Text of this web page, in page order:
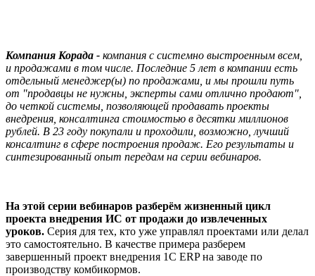
Компания Корада - компания с системно выстроенным всем,
и продажами в том числе. Последние 5 лет в компании есть
отдельный менеджер(ы) по продажами, и мы прошли путь
от "продавцы не нужны, эксперты сами отлично продают",
до четкой системы, позволяющей продавать проекты
внедрения, консалтинга стоимостью в десятки миллионов
рублей. В 23 году покупали и проходили, возможно, лучший
консалтинг в сфере построения продаж. Его результаты и
синтезированный опыт передам на серии вебинаров.
На этой серии вебинаров разберём жизненный цикл
проекта внедрения ИС от продажи до извлеченных
уроков. Серия для тех, кто уже управлял проектами или делал
это самостоятельно. В качестве примера разберем
завершенный проект внедрения 1С ERP на заводе по
производству комбикормов.